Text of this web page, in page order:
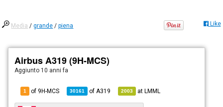
Media /grande /piena Like
Airbus A319 (9H-MCS)
Aggiunto 10 anni fa
1 of 9H-MCS 30161 of A319 2003 atLMML